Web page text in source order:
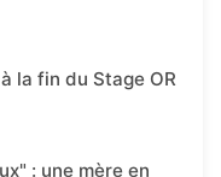
la fin du Stage OR
: une mère en